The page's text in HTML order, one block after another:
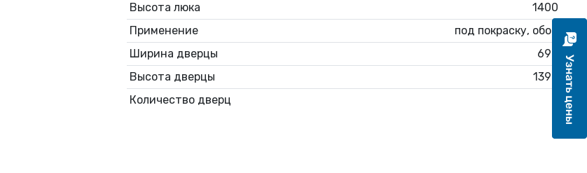
Высота люка
1400
Применение
под покраску, обои
Ширина дверцы
690
Высота дверцы
1390
Количество дверц